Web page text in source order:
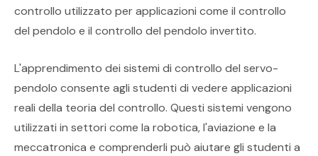
controllo utilizzato per applicazioni come il controllo
del pendolo e il controllo del pendolo invertito.
L'apprendimento dei sistemi di controllo del servo-
pendolo consente agli studenti di vedere applicazioni
reali della teoria del controllo. Questi sistemi vengono
utilizzati in settori come la robotica, l'aviazione e la
meccatronica e comprenderli può aiutare gli studenti a